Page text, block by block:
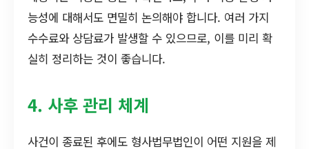
능성에 대해서도 면밀히 논의해야 합니다. 여러 가지
수수료와 상담료가 발생할 수 있으므로, 이를 미리 확
실히 정리하는 것이 좋습니다.
4. 사후 관리 체계
사건이 종료된 후에도 형사법무법인이 어떤 지원을 제